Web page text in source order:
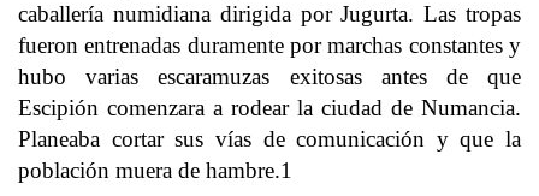
caballería numidiana dirigida por Jugurta. Las tropas
fueron entrenadas duramente por marchas constantes y
hubo varias escaramuzas exitosas antes de que
Escipión comenzara a rodear la ciudad de Numancia.
Planeaba cortar sus vías de comunicación y que la
población muera de hambre.1